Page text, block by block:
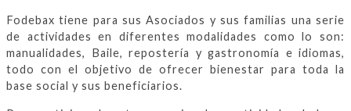
Fodebax tiene para sus Asociados y sus familias una serie
de actividades en diferentes modalidades como lo son:
manualidades, Baile, repostería y gastronomía e idiomas,
todo con el objetivo de ofrecer bienestar para toda la
base social y sus beneficiarios.